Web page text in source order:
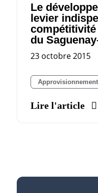
Le
levier
du
23 octobre 2015
Lire l'article